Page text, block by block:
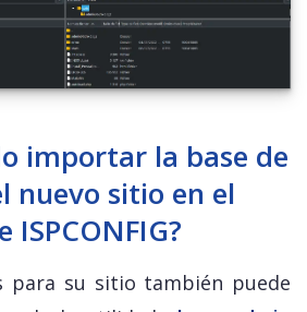
importar la base de
nuevo sitio en el
ISPCONFIG?
para su sitio también puede